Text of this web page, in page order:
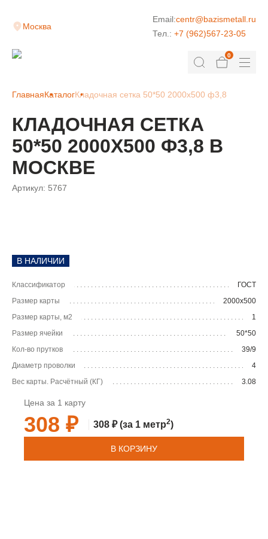
Москва
Email:centr@bazismetall.ru
Тел.: +7 (962)567-23-05
0
ГлавнаяКаталогКладочная сетка 50*50 2000х500 ф3,8
КЛАДОЧНАЯ СЕТКА
50*50 2000Х500 Ф3,8 В
МОСКВЕ
Артикул: 5767
В НАЛИЧИИ
Классификатор
ГОСТ
Размер карты
2000х500
Размер карты, м2
1
Размер ячейки
50*50
Кол-во прутков
39/9
Диаметр проволки
4
Вес карты. Расчётный (КГ)
3.08
Цена за 1 карту
308 ₽ 308 ₽(за 1 метр2)
В КОРЗИНУ